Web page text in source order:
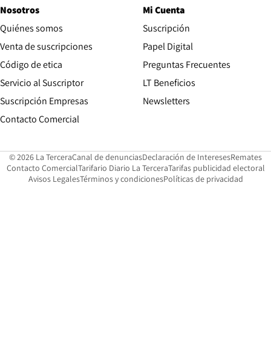
Nosotros
Quiénes somos
Venta de suscripciones
Código de etica Opens in new window
Servicio al Suscriptor
Suscripción Empresas
Contacto ComercialOpens in new window
Mi Cuenta
Suscripción
Papel DigitalOpens in new
Preguntas Frecuentes
LT Beneficios
Newsletters
© 2026 La TerceraCanal de denunciasOpens in new window
Declaración de InteresesOpens in
Remates
Contacto ComercialOpens in new window
Tarifario Diario La TerceraOpens in new window
Tarifas publicidad electoral
Avisos LegalesOpens in new window
Términos y condicionesPolíticas de privacidad